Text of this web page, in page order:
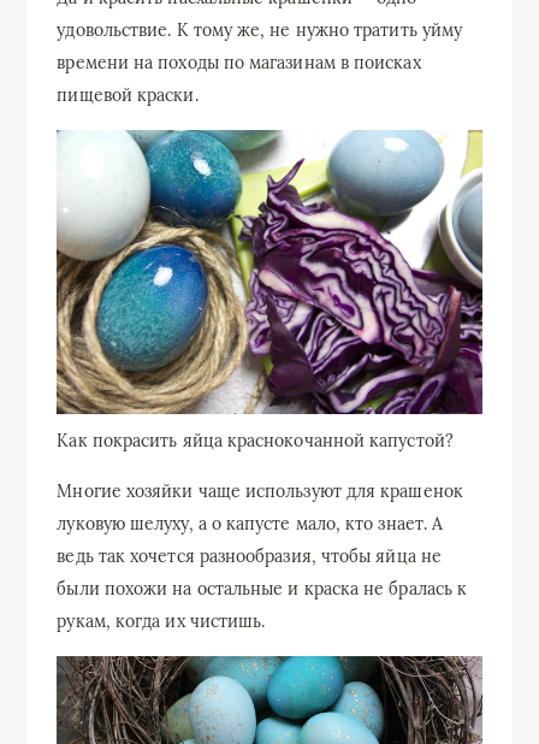
удовольствие. К тому же, не нужно тратить уйму
времени на походы по магазинам в поисках
пищевой краски.
Как покрасить яйца краснокочанной капустой?
Многие хозяйки чаще используют для крашенок
луковую шелуху, а о капусте мало, кто знает. А
ведь так хочется разнообразия, чтобы яйца не
были похожи на остальные и краска не бралась к
рукам, когда их чистишь.